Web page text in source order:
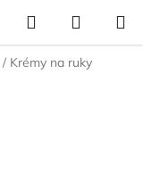
Hľadať
KOŠÍK
/ Krémy na ruky